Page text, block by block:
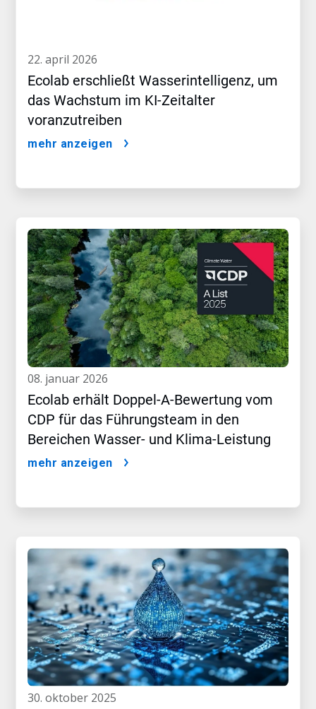
22. april 2026
Ecolab erschließt Wasserintelligenz, um
das Wachstum im KI-Zeitalter
voranzutreiben
mehr anzeigen
08. januar 2026
Ecolab erhält Doppel-A-Bewertung vom
CDP für das Führungsteam in den
Bereichen Wasser- und Klima-Leistung
mehr anzeigen
30. oktober 2025